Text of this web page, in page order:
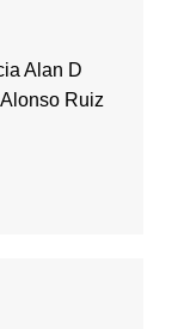
Alan D
Ruiz